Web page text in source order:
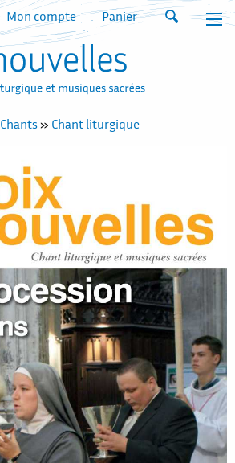
Mon compte Panier
Chants» Chant liturgique